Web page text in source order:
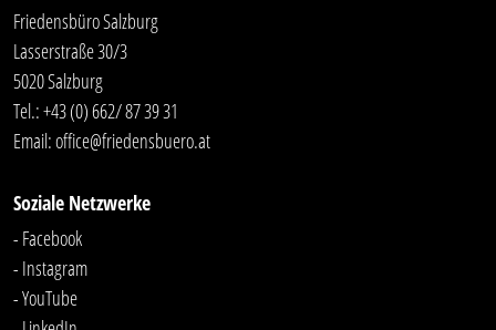
Friedensbüro Salzburg
Lasserstraße 30/3
5020 Salzburg
Tel.:+43 (0) 662/ 87 39 31
Email:office@friedensbuero.at
Soziale Netzwerke
- Facebook
- Instagram
- YouTube